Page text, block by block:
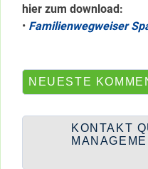
hier zum download:
• Familienwegweiser
NEUESTE
KONTAKT